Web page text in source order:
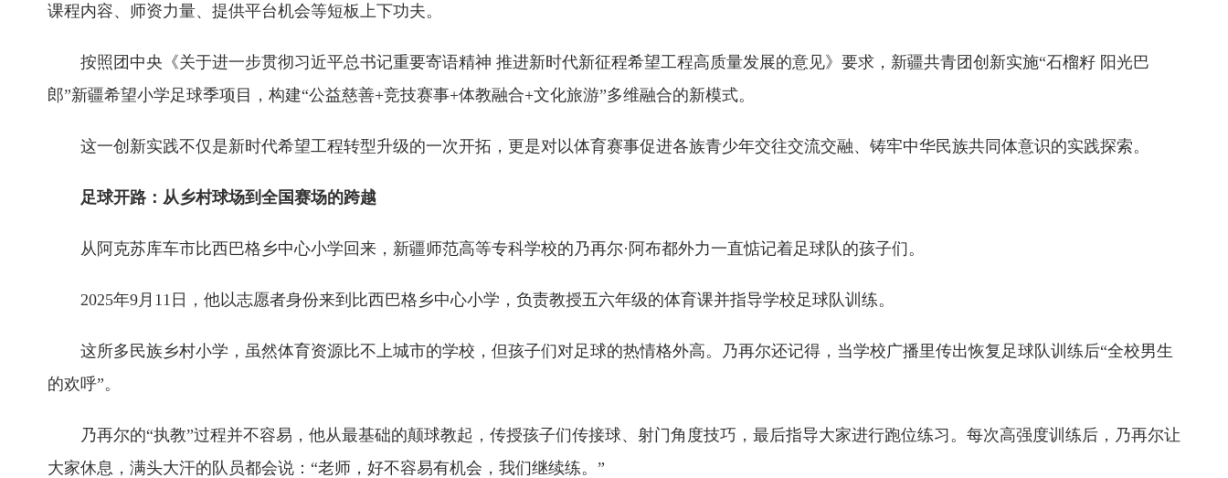
课程内容、师资力量、提供平台机会等短板上下功夫。
按照团中央《关于进一步贯彻习近平总书记重要寄语精神 推进新时代新征程希望工程高质量发展的意见》要求，新疆共青团创新实施“石榴籽 阳光巴
郎”新疆希望小学足球季项目，构建“公益慈善+竞技赛事+体教融合+文化旅游”多维融合的新模式。
这一创新实践不仅是新时代希望工程转型升级的一次开拓，更是对以体育赛事促进各族青少年交往交流交融、铸牢中华民族共同体意识的实践探索。
足球开路：从乡村球场到全国赛场的跨越
从阿克苏库车市比西巴格乡中心小学回来，新疆师范高等专科学校的乃再尔·阿布都外力一直惦记着足球队的孩子们。
2025年9月11日，他以志愿者身份来到比西巴格乡中心小学，负责教授五六年级的体育课并指导学校足球队训练。
这所多民族乡村小学，虽然体育资源比不上城市的学校，但孩子们对足球的热情格外高。乃再尔还记得，当学校广播里传出恢复足球队训练后“全校男生
的欢呼”。
乃再尔的“执教”过程并不容易，他从最基础的颠球教起，传授孩子们传接球、射门角度技巧，最后指导大家进行跑位练习。每次高强度训练后，乃再尔让
大家休息，满头大汗的队员都会说：“老师，好不容易有机会，我们继续练。”